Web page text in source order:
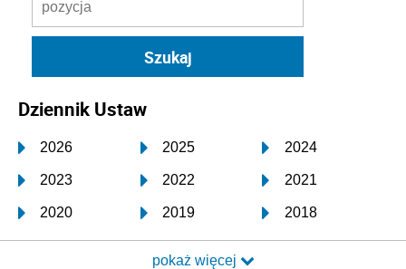
Dziennik Ustaw
2026 2025 2024
2023 2022 2021
2020 2019 2018
2017 2016 2015
pokaż więcej